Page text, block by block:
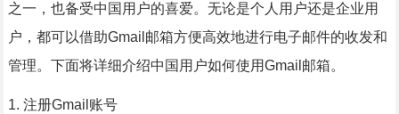
之一，也备受中国用户的喜爱。无论是个人用户还是企业用
户，都可以借助Gmail邮箱方便高效地进行电子邮件的收发和
管理。下面将详细介绍中国用户如何使用Gmail邮箱。
1. 注册Gmail账号